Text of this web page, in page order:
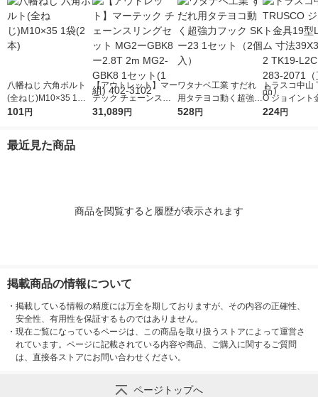
八幡ねじ 六角ボルト
(全ねじ)M10×35 1袋
(2本)
101円
【アウトレット】マー
テック チェーンスリ
ングセット MG2ーGB
31,089円
ワタナベ工業 すだれ
用タテヨコ動く超強力
フック SKー23 1セッ
528円
トラスコ中山
O ジョイント
型L クロム 寸
224円
最近見た商品
商品を閲覧すると履歴が表示されます
掲載商品の情報について
・ 掲載している情報の精度には万全を期しておりますが、その内容の正確性、
安全性、有用性を保証するものではありません。
・ 現在ご覧になっているページは、この商品を取り扱うストアによって運営さ
れています。ページに記載されている内容や商品、ご購入に関するご質問
は、直接各ストアにお問い合わせください。
ページトップへ